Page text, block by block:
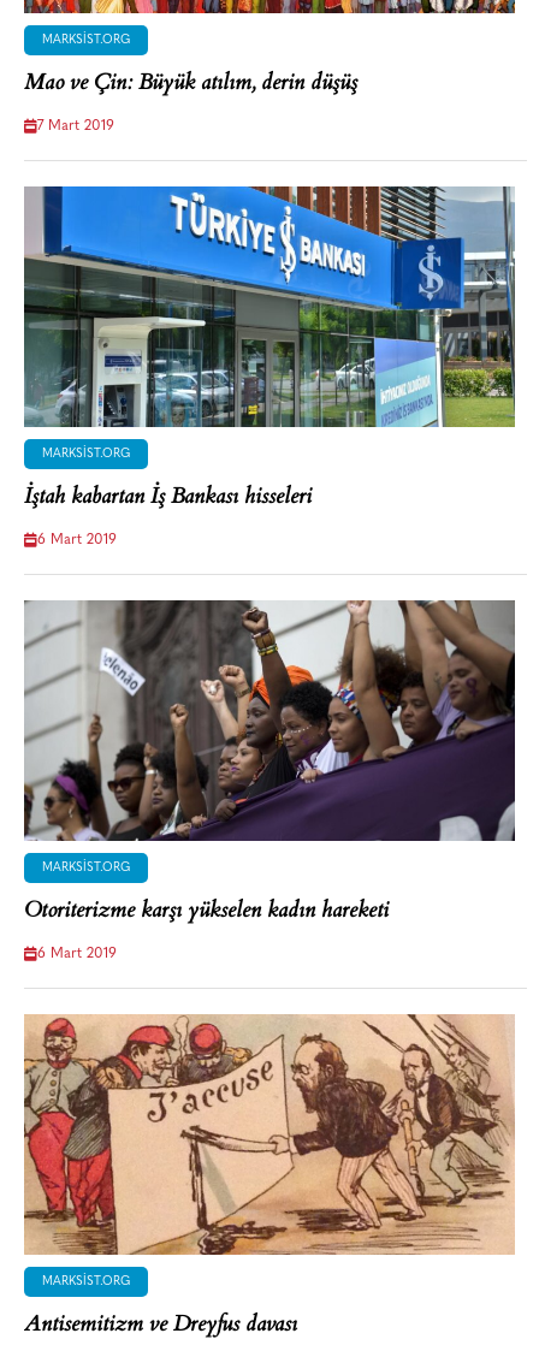
MARKSIST.ORG
Mao ve Çin: Büyük atılım, derin düşüş
7 Mart 2019
MARKSIST.ORG
İştah kabartan İş Bankası hisseleri
6 Mart 2019
MARKSIST.ORG
Otoriterizme karşı yükselen kadın hareketi
6 Mart 2019
MARKSIST.ORG
Antisemitizm ve Dreyfus davası